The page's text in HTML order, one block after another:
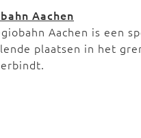
Aachen
Aachen is een
plaatsen in het